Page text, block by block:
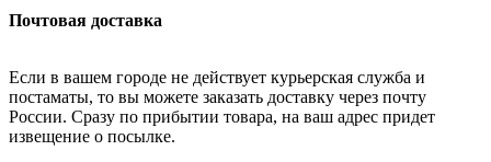
Почтовая доставка
Если в вашем городе не действует курьерская служба и
постаматы, то вы можете заказать доставку через почту
России. Сразу по прибытии товара, на ваш адрес придет
извещение о посылке.